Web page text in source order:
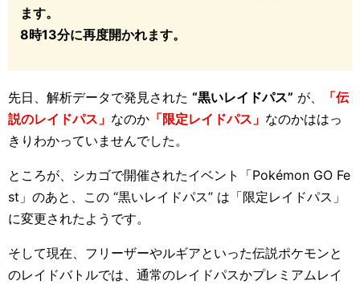
ます。
8時13分に再度開かれます。
先日、解析データで発見された “黒いレイドパス” が、
「伝
説のレイドパス」 なのか 「限定レイドパス」 なのかははっ
きりわかっていませんでした。
ところが、シカゴで開催されたイベント「Pokémon GO Fe
st」のあと、この “黒いレイドパス” は「限定レイドパス」
に変更されたようです。
そして現在、フリーザーやルギアといった伝説ポケモンと
のレイドバトルでは、通常のレイドパスかプレミアムレイ